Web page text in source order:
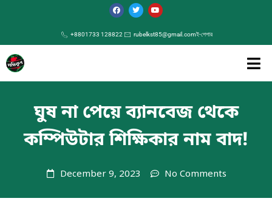
+8801733 128822 rubelkst85@gmail.comই-পেপার
ঘুষ না পেয়ে ব্যানবেজ থেকে
কম্পিউটার শিক্ষিকার নাম বাদ!
December 9, 2023 No Comments